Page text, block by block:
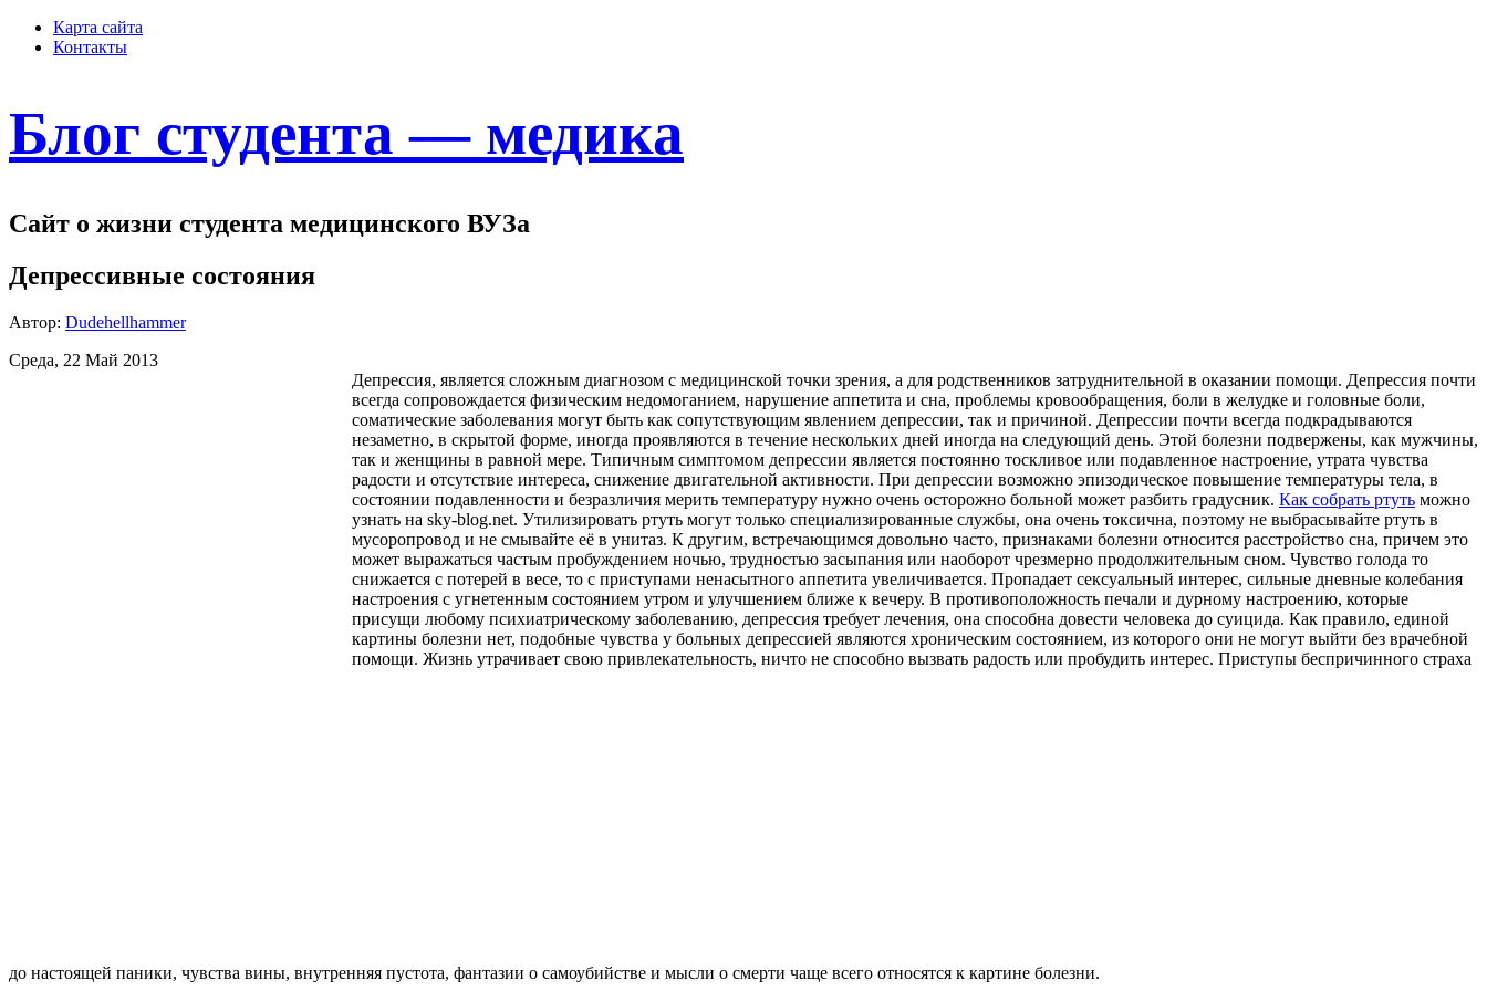
Карта сайта
Контакты
Блог студента — медика
Сайт о жизни студента медицинского ВУЗа
Депрессивные состояния
Автор: Dudehellhammer
Среда, 22 Май 2013
Депрессия, является сложным диагнозом с медицинской точки зрения, а для родственников затруднительной в оказании помощи. Депрессия почти
всегда сопровождается физическим недомоганием, нарушение аппетита и сна, проблемы кровообращения, боли в желудке и головные боли,
соматические заболевания могут быть как сопутствующим явлением депрессии, так и причиной. Депрессии почти всегда подкрадываются
незаметно, в скрытой форме, иногда проявляются в течение нескольких дней иногда на следующий день. Этой болезни подвержены, как мужчины,
так и женщины в равной мере. Типичным симптомом депрессии является постоянно тоскливое или подавленное настроение, утрата чувства
радости и отсутствие интереса, снижение двигательной активности. При депрессии возможно эпизодическое повышение температуры тела, в
состоянии подавленности и безразличия мерить температуру нужно очень осторожно больной может разбить градусник. Как собрать ртуть можно
узнать на sky-blog.net. Утилизировать ртуть могут только специализированные службы, она очень токсична, поэтому не выбрасывайте ртуть в
мусоропровод и не смывайте её в унитаз. К другим, встречающимся довольно часто, признаками болезни относится расстройство сна, причем это
может выражаться частым пробуждением ночью, трудностью засыпания или наоборот чрезмерно продолжительным сном. Чувство голода то
снижается с потерей в весе, то с приступами ненасытного аппетита увеличивается. Пропадает сексуальный интерес, сильные дневные колебания
настроения с угнетенным состоянием утром и улучшением ближе к вечеру. В противоположность печали и дурному настроению, которые
присущи любому психиатрическому заболеванию, депрессия требует лечения, она способна довести человека до суицида. Как правило, единой
картины болезни нет, подобные чувства у больных депрессией являются хроническим состоянием, из которого они не могут выйти без врачебной
помощи. Жизнь утрачивает свою привлекательность, ничто не способно вызвать радость или пробудить интерес. Приступы беспричинного страха
до настоящей паники, чувства вины, внутренняя пустота, фантазии о самоубийстве и мысли о смерти чаще всего относятся к картине болезни.